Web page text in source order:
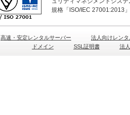
規格「ISO/IEC 27001:2013
高速・安定レンタルサーバー
法人向けレン
ドメイン
SSL証明書 法